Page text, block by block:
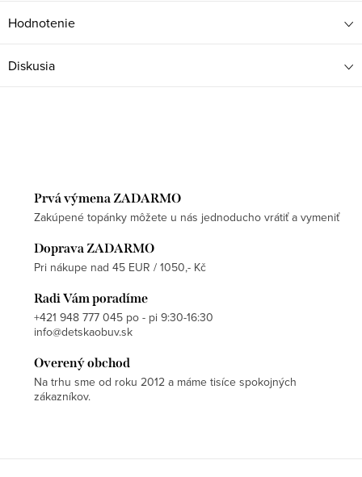
Hodnotenie
Diskusia
Prvá výmena ZADARMO
Zakúpené topánky môžete u nás jednoducho vrátiť a vymeniť
Doprava ZADARMO
Pri nákupe nad 45 EUR / 1050,- Kč
Radi Vám poradíme
+421 948 777 045 po - pi 9:30-16:30
info@detskaobuv.sk
Overený obchod
Na trhu sme od roku 2012 a máme tisíce spokojných
zákazníkov.